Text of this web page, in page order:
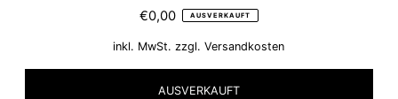
€0,00 AUSVERKAUFT
inkl. MwSt. zzgl.Versandkosten